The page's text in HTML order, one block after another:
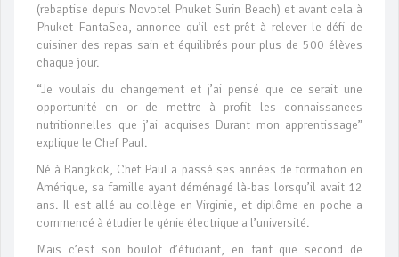
(rebaptise depuis Novotel Phuket Surin Beach) et avant cela à
Phuket FantaSea, annonce qu’il est prêt à relever le défi de
cuisiner des repas sain et équilibrés pour plus de 500 élèves
chaque jour.
“Je voulais du changement et j’ai pensé que ce serait une
opportunité en or de mettre à profit les connaissances
nutritionnelles que j’ai acquises Durant mon apprentissage”
explique le Chef Paul.
Né à Bangkok, Chef Paul a passé ses années de formation en
Amérique, sa famille ayant déménagé là-bas lorsqu’il avait 12
ans. Il est allé au collège en Virginie, et diplôme en poche a
commencé à étudier le génie électrique a l’université.
Mais c’est son boulot d’étudiant, en tant que second de